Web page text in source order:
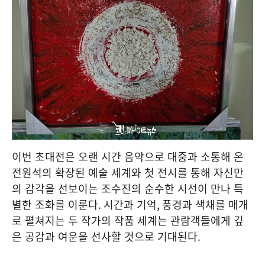
이번 초대전은 오랜 시간 음악으로 대중과 소통해 온
전원석의 확장된 예술 세계와 첫 전시를 통해 자신만
의 감각을 선보이는 조수진의 순수한 시선이 만나 특
별한 조화를 이룬다. 시간과 기억, 풍경과 색채를 매개
로 펼쳐지는 두 작가의 작품 세계는 관람객들에게 깊
은 공감과 여운을 선사할 것으로 기대된다.